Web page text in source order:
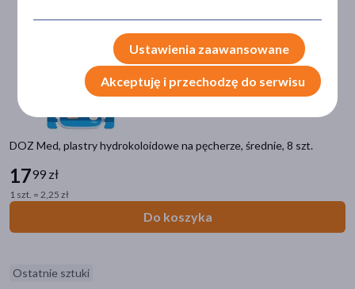
DOZ Med, plastry hydrokoloidowe na pęcherze, średnie, 8 szt.
1799 zł
1 szt. = 2,25 zł
Do koszyka
Ostatnie sztuki
Główne składniki
gliceryna
(5)
alantoina(4)
makrogol (3)
kwas hialuronowy
pokaż więcej
Część ciała
Ustawienia zaawansowane
Akceptuję i przechodzę do serwisu